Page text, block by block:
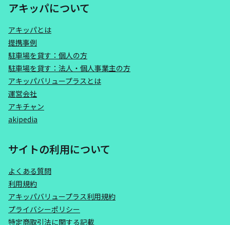
アキッパについて
アキッパとは
提携事例
駐車場を貸す：個人の方
駐車場を貸す：法人・個人事業主の方
アキッパバリュープラスとは
運営会社
アキチャン
akipedia
サイトの利用について
よくある質問
利用規約
アキッパバリュープラス利用規約
プライバシーポリシー
特定商取引法に関する記載